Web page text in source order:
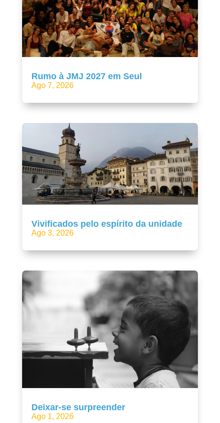
Rumo à JMJ 2027 em Seul
Ago 7, 2026
Vivificados pelo espírito da unidade
Ago 3, 2026
Deixar-se surpreender
Ago 1, 2026